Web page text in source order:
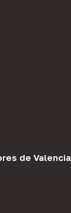
de Valencia